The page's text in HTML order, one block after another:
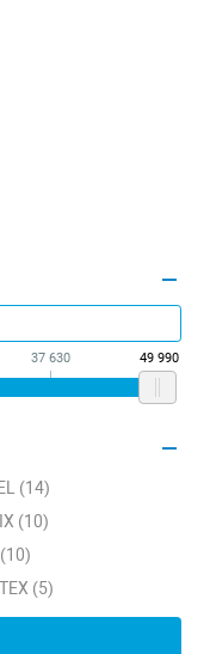
37 630 49 990
(14)
(10)
10)
(5)